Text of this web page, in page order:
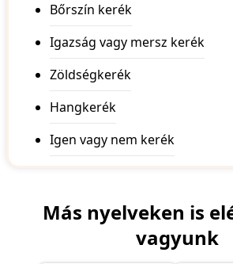
Bőrszín kerék
Igazság vagy mersz kerék
Zöldségkerék
Hangkerék
Igen vagy nem kerék
Más nyelveken is
vagyunk